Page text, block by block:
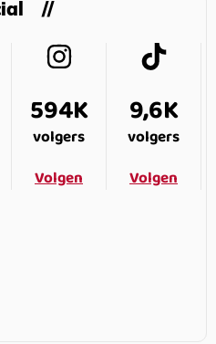
594K
volgers
Volgen
9,6K
volgers
Volgen